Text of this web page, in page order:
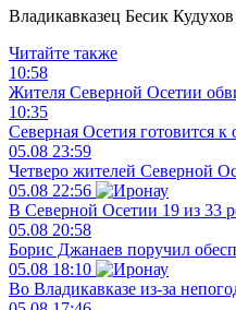
Владикавказец Бесик
Читайте также
10:58
Жителя Северной Осетии
10:35
Северная Осетия готовится
05.08 23:59
Четверо жителей Северной
05.08 22:56
В Северной Осетии 19 из 33
05.08 20:58
Борис Джанаев поручил
05.08 18:10
Во Владикавказе из-за